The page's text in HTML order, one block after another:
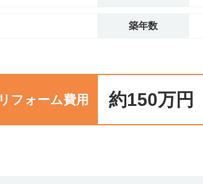
築年数
リフォーム費用 約150万円